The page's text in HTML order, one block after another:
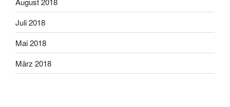
Juli 2018
Mai 2018
März 2018